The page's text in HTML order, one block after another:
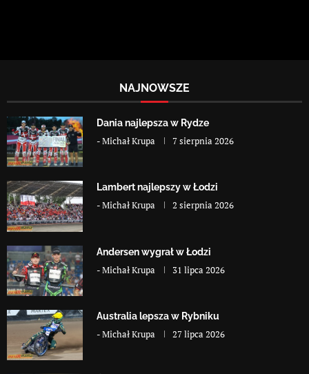
NAJNOWSZE
Dania najlepsza w Rydze
-Michał Krupa 7 sierpnia 2026
Lambert najlepszy w Łodzi
-Michał Krupa 2 sierpnia 2026
Andersen wygrał w Łodzi
-Michał Krupa 31 lipca 2026
Australia lepsza w Rybniku
-Michał Krupa 27 lipca 2026